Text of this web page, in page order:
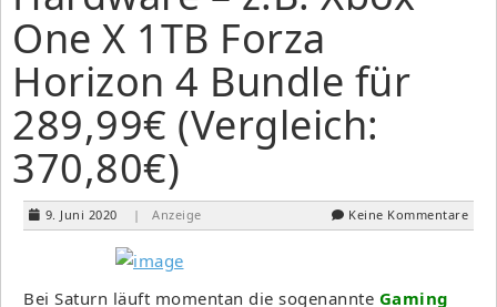
One X 1TB Forza
Horizon 4 Bundle für
289,99€ (Vergleich:
370,80€)
9. Juni 2020 | Anzeige Keine Kommentare
Bei Saturn läuft momentan die sogenannte Gaming